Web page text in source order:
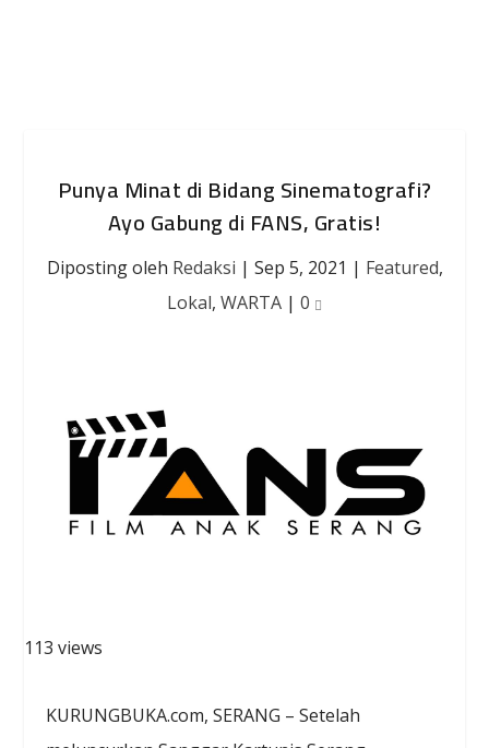
Punya Minat di Bidang Sinematografi?
Ayo Gabung di FANS, Gratis!
Diposting oleh Redaksi | Sep 5, 2021 | Featured,
Lokal, WARTA | 0
113 views
KURUNGBUKA.com, SERANG – Setelah